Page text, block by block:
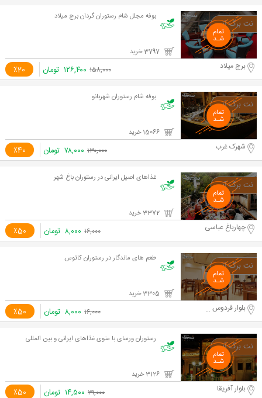
بوفه مجلل شام رستوران گردان برج میلاد
٪20 برج میلاد ۱۵۸,۰۰۰ ۱۲۶,۴۰۰ تومان
بوفه شام رستوران شهربانو
٪40 شهرک غرب ۱۳۰,۰۰۰ ۷۸,۰۰۰ تومان
غذاهای اصیل ایرانی در رستوران باغ شهر
٪50 چهارباغ عباسی ۱۶,۰۰۰ ۸,۰۰۰ تومان
طعم های ماندگار در رستوران کاتوس
٪50 بلوار فردوس شرق ۱۶,۰۰۰ ۸,۰۰۰ تومان
رستوران ورسای با منوی غذاهای ایرانی و بین المللی
٪50 بلوار آفریقا ۲۹,۰۰۰ ۱۴,۵۰۰ تومان